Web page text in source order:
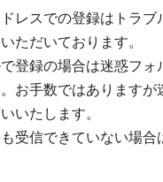
レスでの登録はトラブ
ただいております。
登録の場合は迷惑フォ
お手数ではありますが
いたします。
も受信できていない場合